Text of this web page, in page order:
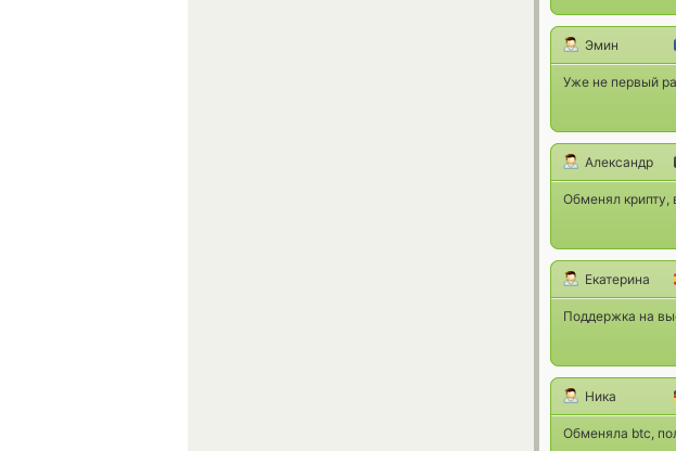
Эмин
Уже не первый
Александр
Обменял крипту,
Екатерина
Поддержка на
Ника
Обменяла btc,